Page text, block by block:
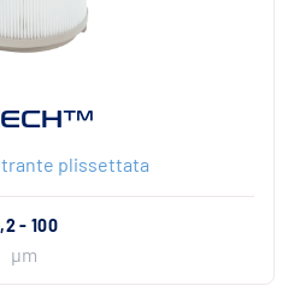
plissettata
- 100
µm